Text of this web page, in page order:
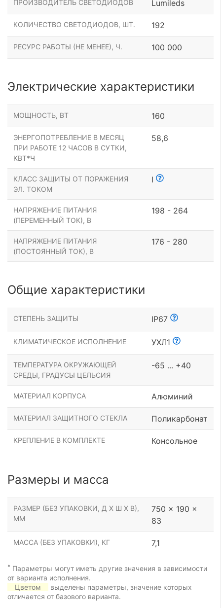
ПРОИЗВОДИТЕЛЬ СВЕТОДИОДОВ Lumileds
КОЛИЧЕСТВО СВЕТОДИОДОВ, ШТ. 192
РЕСУРС РАБОТЫ (НЕ МЕНЕЕ), Ч. 100 000
Электрические характеристики
МОЩНОСТЬ, ВТ 160
ЭНЕРГОПОТРЕБЛЕНИЕ В МЕСЯЦ
ПРИ РАБОТЕ 12 ЧАСОВ В СУТКИ,
КВТ*Ч
58,6
КЛАСС ЗАЩИТЫ ОТ ПОРАЖЕНИЯ
ЭЛ. ТОКОМ
I
НАПРЯЖЕНИЕ ПИТАНИЯ
(ПЕРЕМЕННЫЙ ТОК), В
198 - 264
НАПРЯЖЕНИЕ ПИТАНИЯ
(ПОСТОЯННЫЙ ТОК), В
176 - 280
Общие характеристики
СТЕПЕНЬ ЗАЩИТЫ IP67
КЛИМАТИЧЕСКОЕ ИСПОЛНЕНИЕ УХЛ1
ТЕМПЕРАТУРА ОКРУЖАЮЩЕЙ
СРЕДЫ, ГРАДУСЫ ЦЕЛЬСИЯ
-65 ... +40
МАТЕРИАЛ КОРПУСА Алюминий
МАТЕРИАЛ ЗАЩИТНОГО СТЕКЛА Поликарбонат
КРЕПЛЕНИЕ В КОМПЛЕКТЕ Консольное
Размеры и масса
РАЗМЕР (БЕЗ УПАКОВКИ, Д Х Ш Х В),
ММ
750 x 190 x
83
МАССА (БЕЗ УПАКОВКИ), КГ 7,1
* Параметры могут иметь другие значения в зависимости
от варианта исполнения.
Цветом
выделены параметры, значение которых
отличается от базового варианта.